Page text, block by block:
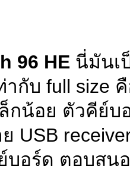
96 HE นี่มันเ
ากับ full size
กน้อย ตัวคีย์
USB
บอร์ด ตอบสน